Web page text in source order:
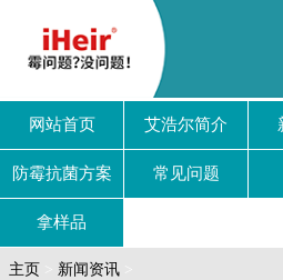
网站首页 艾浩尔简介
防霉抗菌方案 常见问题
拿样品
主页 新闻资讯